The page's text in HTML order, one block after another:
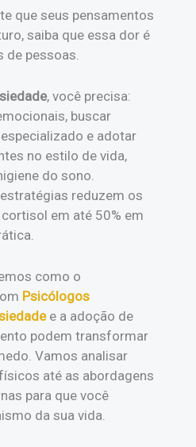
que seus pensamentos
saiba que essa dor é
de pessoas.
, você precisa:
buscar
e adotar
no estilo de vida,
do sono.
reduzem os
em até 50% em
como o
Psicólogos
e a adoção de
podem transformar
Vamos analisar
até as abordagens
para que você
da sua vida.